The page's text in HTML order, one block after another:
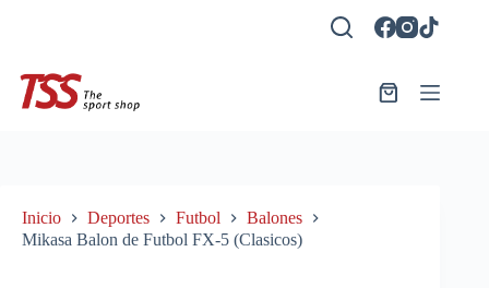
Carro
Inicio Deportes Futbol
Balones
Mikasa Balon de Futbol FX-5 (Clasicos)